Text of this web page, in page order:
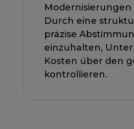
Durch eine
präzise
einzuhalten,
Kosten über den
kontrollieren.